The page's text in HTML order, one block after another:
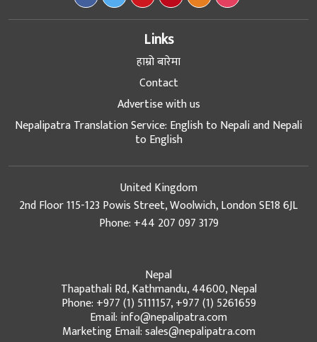
Links
हाम्रो बारेमा
Contact
Advertise with us
Nepalipatra Translation Service: English to Nepali and Nepali
to English
United Kingdom
2nd Floor 115-123 Powis Street, Woolwich, London SE18 6JL
Phone: +44 207 097 3179
Nepal
Thapathali Rd, Kathmandu, 44600, Nepal
Phone: +977 (1) 5111157, +977 (1) 5261659
Email: info@nepalipatra.com
Marketing Email: sales@nepalipatra.com